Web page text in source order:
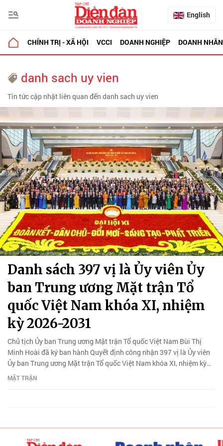
English
CHÍNH TRỊ - XÃ HỘI VCCI DOANH NGHIỆP DOANH NHÂN
danh sach uy vien
Tin tức cập nhật liên quan đến danh sach uy vien
Danh sách 397 vị là Ủy viên Ủy
ban Trung ương Mặt trận Tổ
quốc Việt Nam khóa XI, nhiệm
kỳ 2026-2031
Chủ tịch Ủy ban Trung ương Mặt trận Tổ quốc Việt Nam Bùi Thị
Minh Hoài đã ký ban hành Quyết định công nhận 397 vị là Ủy viên
Ủy ban Trung ương Mặt trận Tổ quốc Việt Nam khóa XI, nhiệm kỳ
2026-2031.
MẶT TRẬN